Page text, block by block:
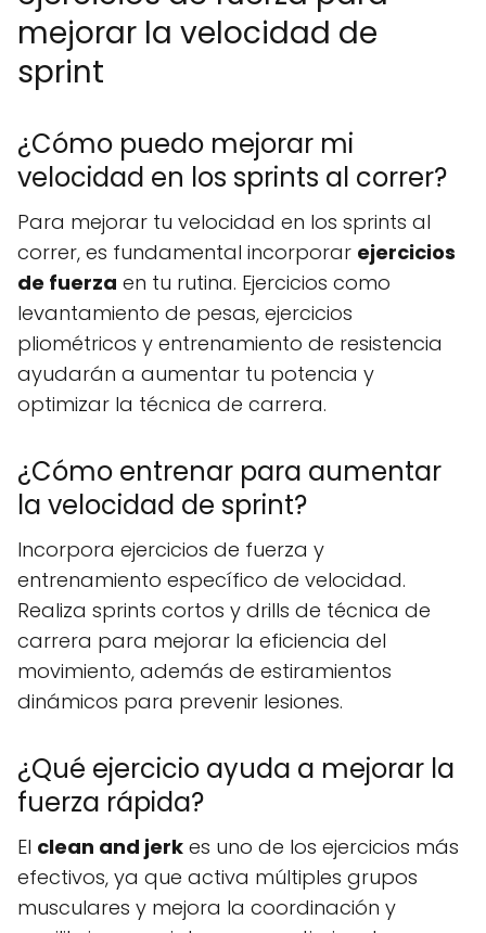
mejorar la velocidad de
sprint
¿Cómo puedo mejorar mi
velocidad en los sprints al correr?
Para mejorar tu velocidad en los sprints al
correr, es fundamental incorporar ejercicios
de fuerza en tu rutina. Ejercicios como
levantamiento de pesas, ejercicios
pliométricos y entrenamiento de resistencia
ayudarán a aumentar tu potencia y
optimizar la técnica de carrera.
¿Cómo entrenar para aumentar
la velocidad de sprint?
Incorpora ejercicios de fuerza y
entrenamiento específico de velocidad.
Realiza sprints cortos y drills de técnica de
carrera para mejorar la eficiencia del
movimiento, además de estiramientos
dinámicos para prevenir lesiones.
¿Qué ejercicio ayuda a mejorar la
fuerza rápida?
El clean and jerk es uno de los ejercicios más
efectivos, ya que activa múltiples grupos
musculares y mejora la coordinación y